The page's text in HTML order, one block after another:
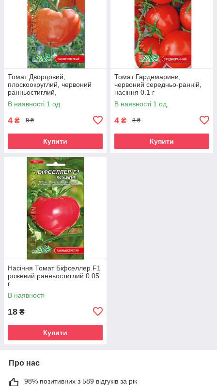
Томат Дворцовий,
плоскоокруглий, червоний
ранньостиглий,
середньорослий,
універсальний, насіння 0.1г
В наявності 1 од.
4 ₴ 8 ₴
Купити
Томат Гардемарини,
червоний середньо-ранній,
насіння 0.1 г
В наявності 1 од.
4 ₴ 8 ₴
Купити
Насіння Томат Біфселлер F1
рожевий ранньостиглий 0.05
г
В наявності
18 ₴
Купити
Про нас
98% позитивних з 589 відгуків за рік